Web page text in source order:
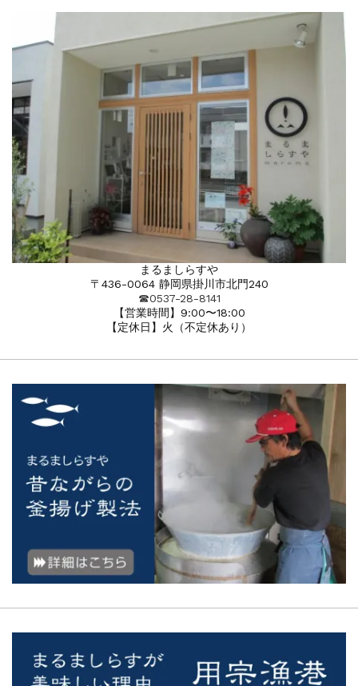
まるましらすや
〒436-0064 静岡県掛川市北門240
☎︎0537-28-8141
【営業時間】9:00〜18:00
【定休日】火（不定休あり）